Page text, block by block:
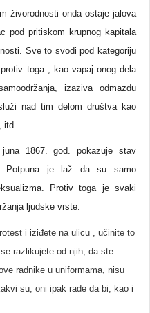
živorodnosti onda ostaje jalova
pod pritiskom krupnog kapitala
Sve to svodi pod kategoriju
toga , kao vapaj onog dela
izaziva odmazdu
nad tim delom društva kao
itd.
1867. god. pokazuje stav
Potpuna je laž da su samo
Protiv toga je svaki
ljudske vrste.
i iziđete na ulicu , učinite to
razlikujete od njih, da ste
radnike u uniformama, nisu
su, oni ipak rade da bi, kao i